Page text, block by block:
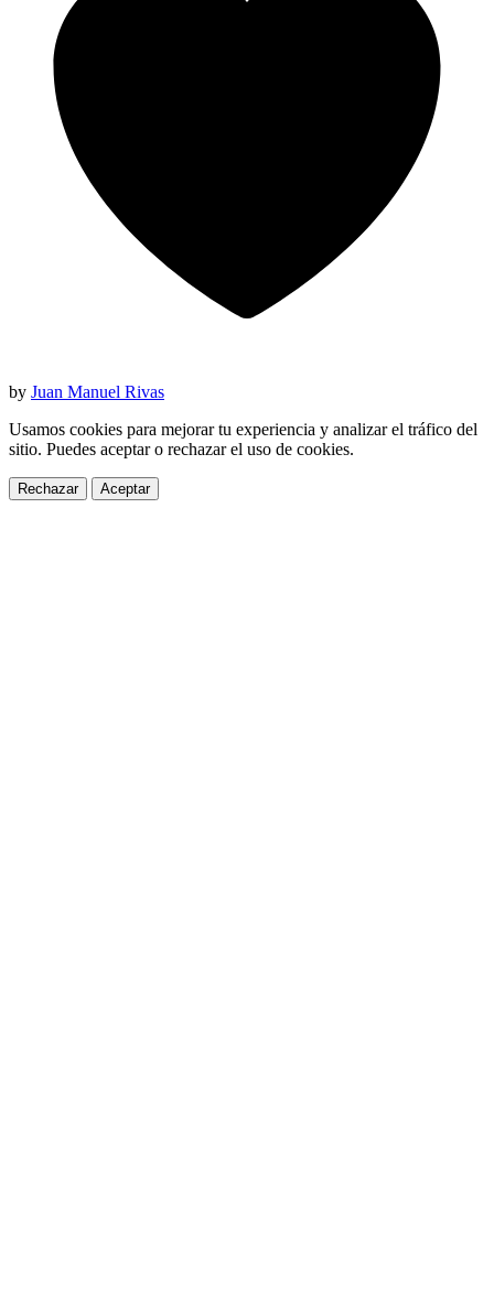
by Juan Manuel Rivas
Usamos cookies para mejorar tu experiencia y analizar el tráfico del
sitio. Puedes aceptar o rechazar el uso de cookies.
Rechazar Aceptar